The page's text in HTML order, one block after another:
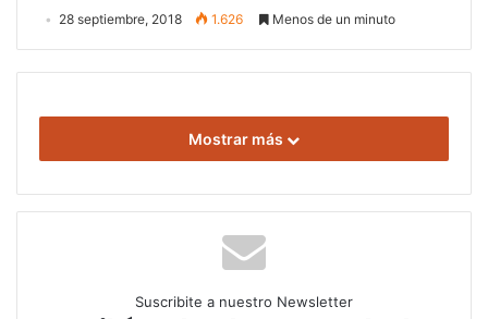
28 septiembre, 2018 1.626 Menos de un minuto
Mostrar más
Suscribite a nuestro Newsletter